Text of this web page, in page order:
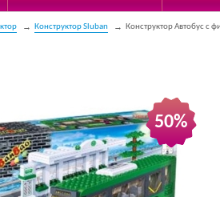
Конструктор Sluban Конструктор Автобус с
50%